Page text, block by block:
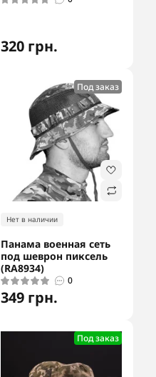
320 грн.
Под заказ
Нет в наличии
Панама военная сеть
под шеврон пиксель
(RA8934)
0
349 грн.
Под заказ